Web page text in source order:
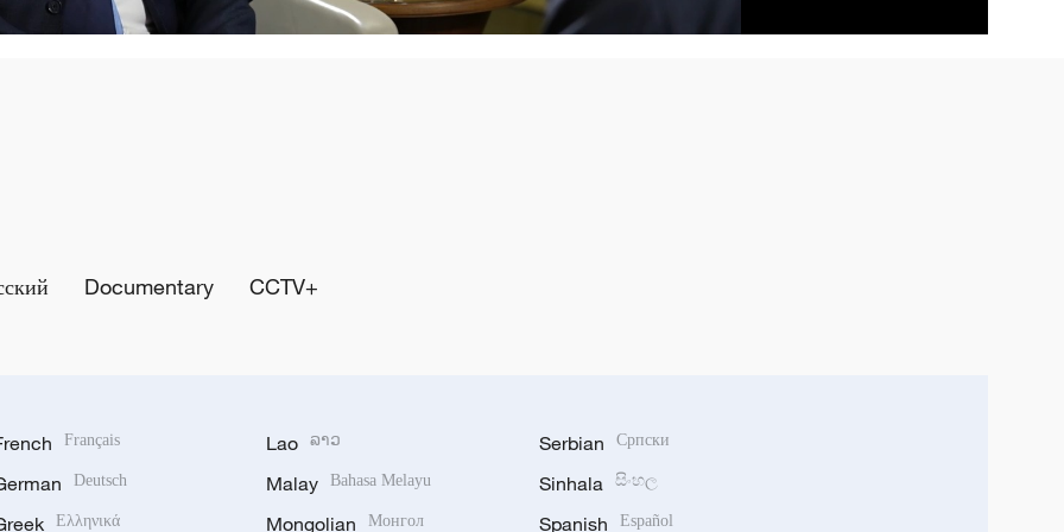
Documentary CCTV+
Français
Deutsch
Ελληνικά
Lao ລາວ
Malay Bahasa Melayu
Mongolian Монгол
Serbian Српски
Sinhala සිංහල
Spanish Español